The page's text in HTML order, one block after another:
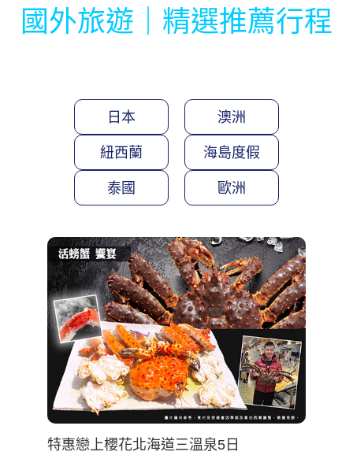
國外旅遊｜精選推薦行程
日本 澳洲
紐西蘭 海島度假
泰國 歐洲
特惠戀上櫻花北海道三溫泉5日